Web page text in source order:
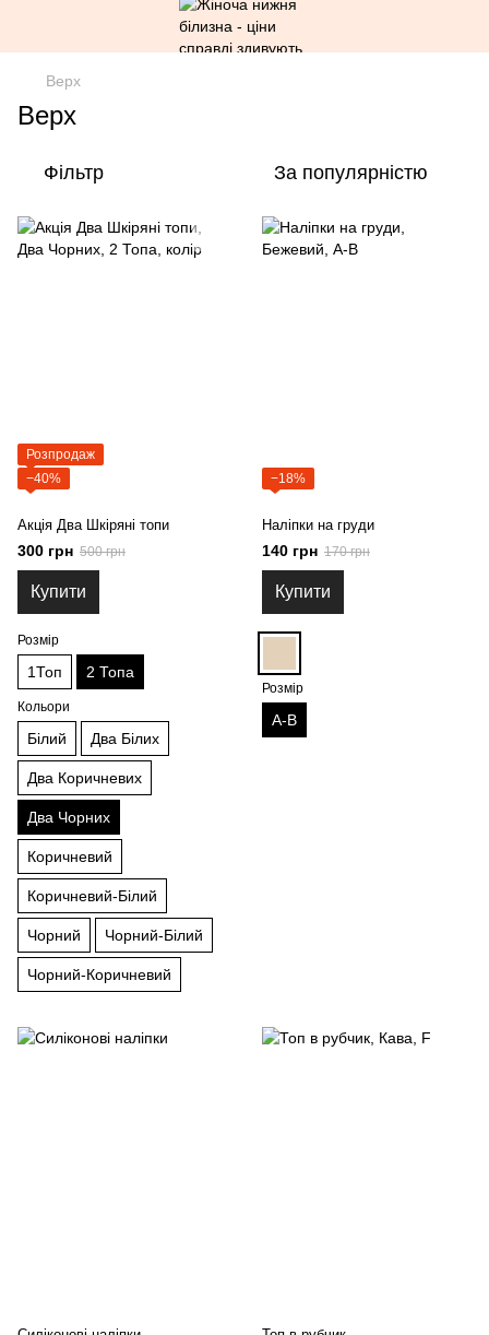
Верх
Верх
Фільтр За популярністю
Розпродаж
−40%
Акція Два Шкіряні топи
300 грн 500 грн
Купити
Розмір
1Топ 2 Топа
Кольори
Білий Два Білих
Два Коричневих
Два Чорних
Коричневий
Коричневий-Білий
Чорний Чорний-Білий
Чорний-Коричневий
−18%
Наліпки на груди
140 грн 170 грн
Купити
Розмір
А-В